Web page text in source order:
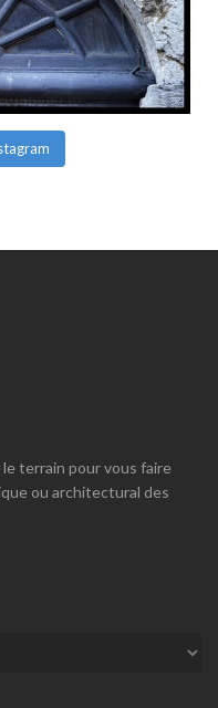
terrain pour vous faire
ou architectural des